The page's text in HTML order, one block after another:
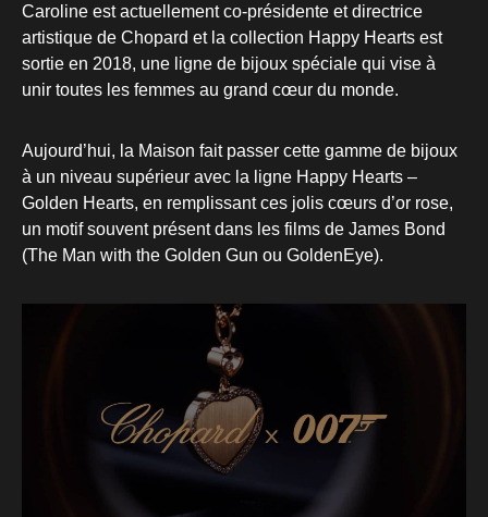
Caroline est actuellement co-présidente et directrice
artistique de Chopard et la collection Happy Hearts est
sortie en 2018, une ligne de bijoux spéciale qui vise à
unir toutes les femmes au grand cœur du monde.
Aujourd’hui, la Maison fait passer cette gamme de bijoux
à un niveau supérieur avec la ligne Happy Hearts –
Golden Hearts, en remplissant ces jolis cœurs d’or rose,
un motif souvent présent dans les films de James Bond
(The Man with the Golden Gun ou GoldenEye).